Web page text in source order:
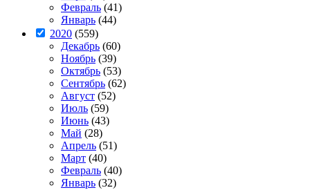
Февраль (41)
Январь (44)
2020 (559)
Декабрь (60)
Ноябрь (39)
Октябрь (53)
Сентябрь (62)
Август (52)
Июль (59)
Июнь (43)
Май (28)
Апрель (51)
Март (40)
Февраль (40)
Январь (32)